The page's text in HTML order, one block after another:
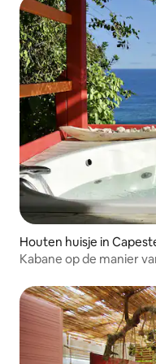
Houten huisje in
Kabane op de manier